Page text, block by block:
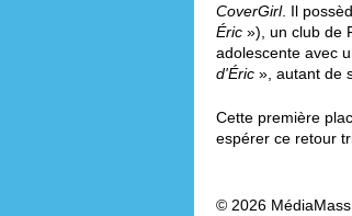
CoverGirl. Il
Éric »), un club de
adolescente avec
d'Éric », autant de
Cette première
espérer ce retour
© 2026